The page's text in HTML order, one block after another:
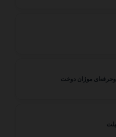
موژان دوخت